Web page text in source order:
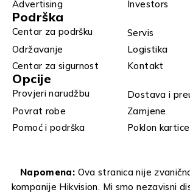
Advertising
Investors
Podrška
Centar za podršku
Servis
Održavanje
Logistika
Centar za sigurnost
Kontakt
Opcije
Provjeri narudžbu
Dostava i
Povrat robe
Zamjene
Pomoć i podrška
Poklon kartice
Napomena: Ova stranica nije
kompanije Hikvision. Mi smo nezavisni